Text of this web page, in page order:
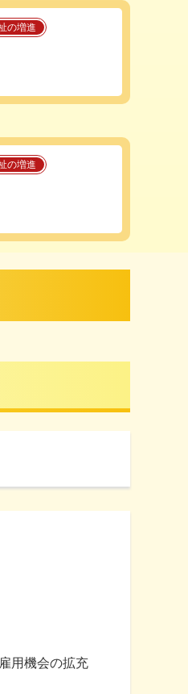
の増進
の増進
用機会の拡充